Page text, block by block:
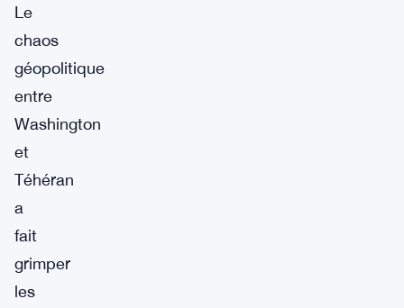
Le
chaos
géopolitique
entre
Washington
et
Téhéran
a
fait
grimper
les